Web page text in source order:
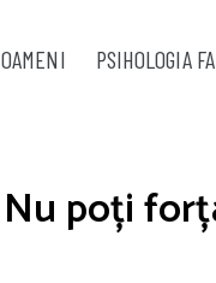
OAMENI PSIHOLOGIA
Nu poți